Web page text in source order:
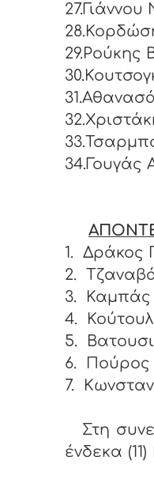
27.Γιάννου
29.Ρούκης
34.Γουγάς
1.
Δράκος
2.
3.
Καμπάς
4.
5.
6.
Πούρος
7.
Στη
ένδεκα